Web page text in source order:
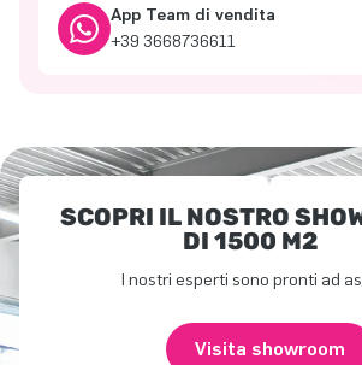
App Team di vendita
+39 3668736611
SCOPRI IL NOSTRO
DI 1500 M2
I nostri esperti sono pronti ad
Visita showroom